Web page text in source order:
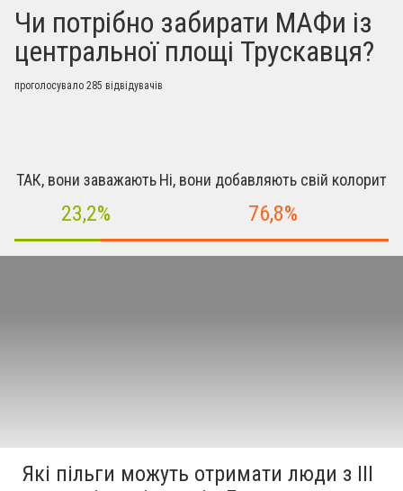
Чи потрібно забирати МАФи із
центральної площі Трускавця?
проголосувало 285 відвідувачів
ТАК, вони заважають
23,2%
Ні, вони добавляють свій колорит
76,8%
Які пільги можуть отримати люди з III